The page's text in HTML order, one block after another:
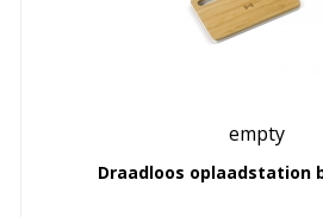
empty
Draadloos oplaadstation